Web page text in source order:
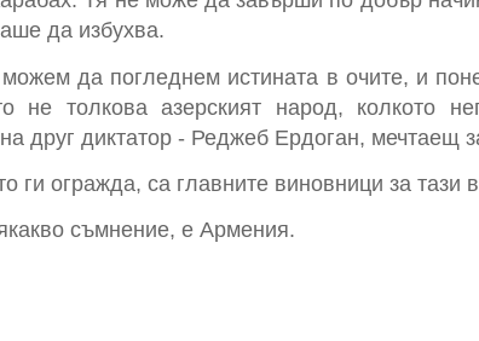
да избухва.
да погледнем истината в очите, и
не толкова азерският народ, колкото
друг диктатор - Реджеб Ердоган, мечтаещ
ги огражда, са главните виновници за тази
съмнение, е Армения.